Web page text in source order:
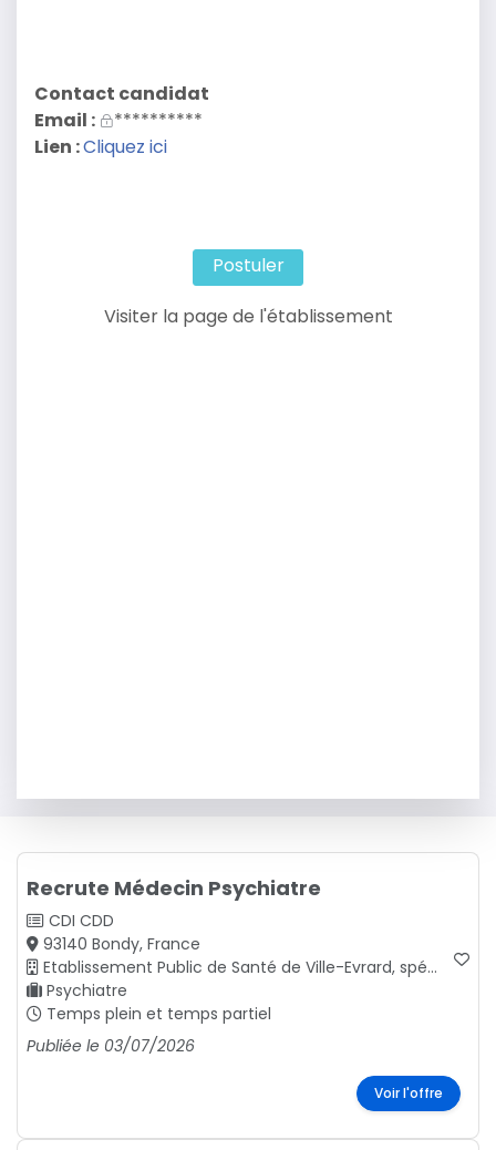
Recrute Médecin Psychiatre
CDI CDD
93140 Bondy, France
Etablissement Public de Santé de Ville-Evrard, spécialisé en santé mentale, Seine-Saint-Denis.
Psychiatre
Temps plein et temps partiel
Publiée le 03/07/2026
Voir l'offre
Contact candidat
Email :
**********
Lien :Cliquez ici
Postuler
Visiter la page de l'établissement